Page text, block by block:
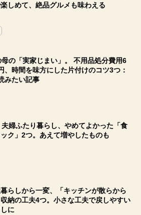
しめて、絶品グルメも味わえる
の「実家じまい」。 不用品処分費用6
、時間を味方にした片付けのコツ3つ：
みたい記事
婦ふたり暮らし、やめてよかった「食
ク」2つ。あえて増やしたものも
らしから一変、「キッチンが散らから
納の工夫4つ。小さな工夫で戻しやすい
に